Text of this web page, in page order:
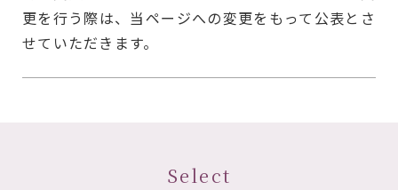
更を行う際は、当ページへの変更をもって公表とさ
せていただきます。
Select